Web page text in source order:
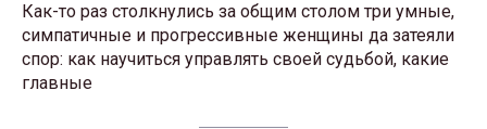
Как-то раз столкнулись за общим столом три умные,
симпатичные и прогрессивные женщины да затеяли
спор: как научиться управлять своей судьбой, какие
главные